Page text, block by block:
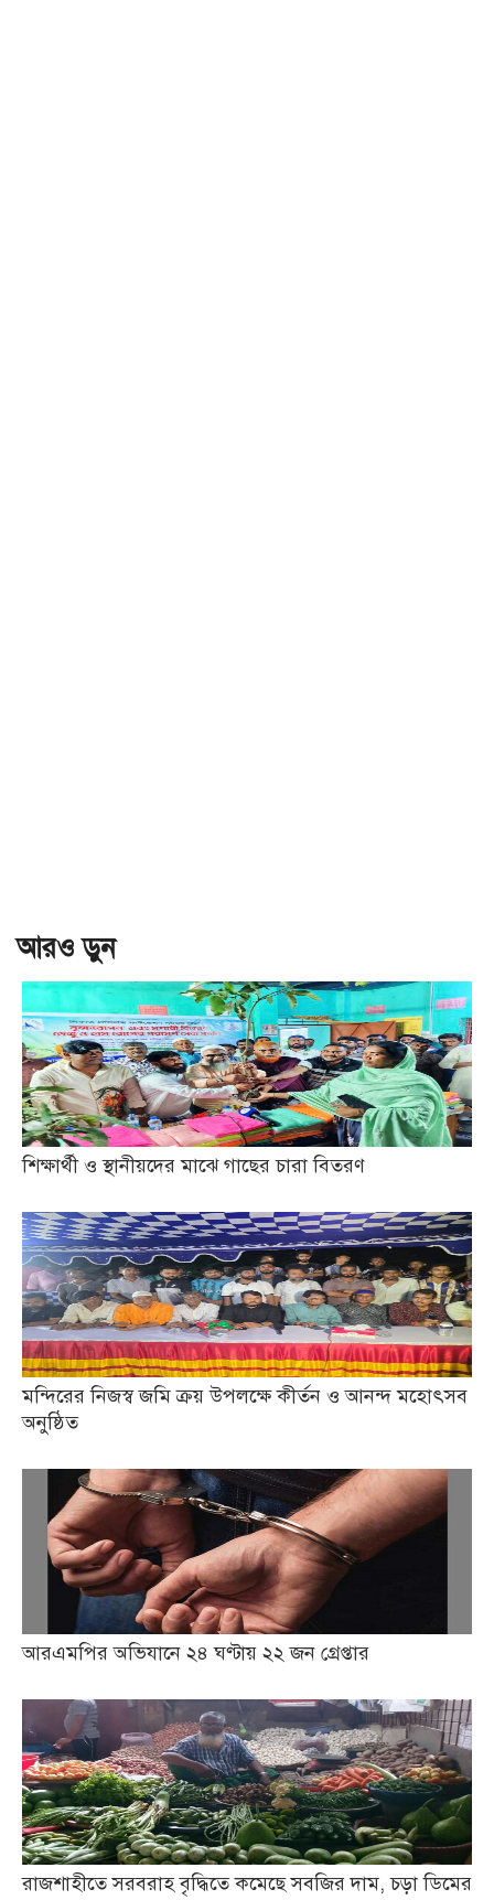
আরও ড়ুন
শিক্ষার্থী ও স্থানীয়দের মাঝে গাছের চারা বিতরণ
মন্দিরের নিজস্ব জমি ক্রয় উপলক্ষে কীর্তন ও আনন্দ মহোৎসব
অনুষ্ঠিত
আরএমপির অভিযানে ২৪ ঘণ্টায় ২২ জন গ্রেপ্তার
রাজশাহীতে সরবরাহ বৃদ্ধিতে কমেছে সবজির দাম, চড়া ডিমের